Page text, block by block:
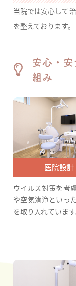
当院では安心して
を整えております。
安心・
組み
医院設計
ウイルス対策を考
や空気清浄といっ
を取り入れています